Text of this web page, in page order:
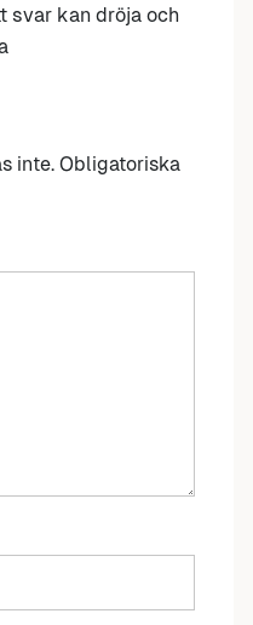
svar kan dröja och
inte. Obligatoriska